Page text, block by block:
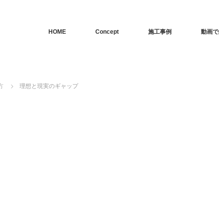
HOME Concept 施工事例 動画
理想と現実のギャップ